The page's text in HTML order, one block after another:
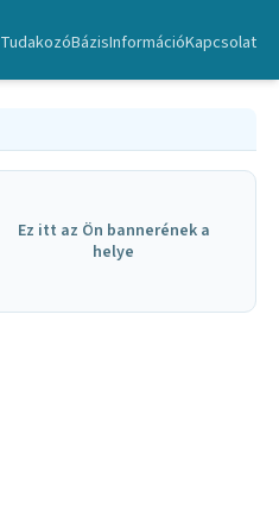
TudakozóBázisInformációKapcsolat
Ez itt az Ön bannerének a
helye